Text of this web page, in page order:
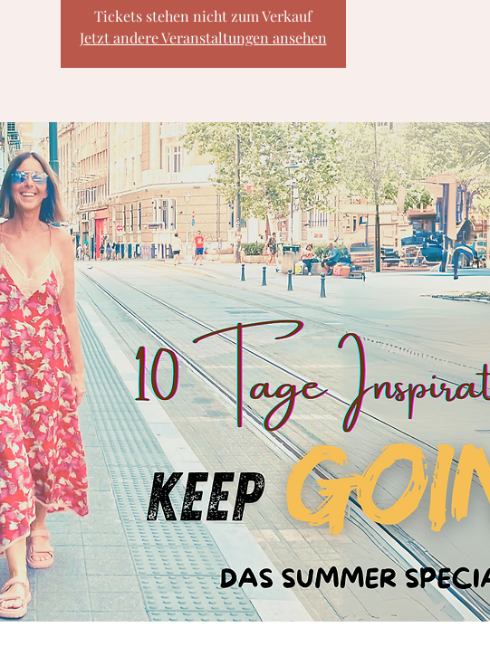
Tickets stehen nicht zum Verkauf
Jetzt andere Veranstaltungen ansehen